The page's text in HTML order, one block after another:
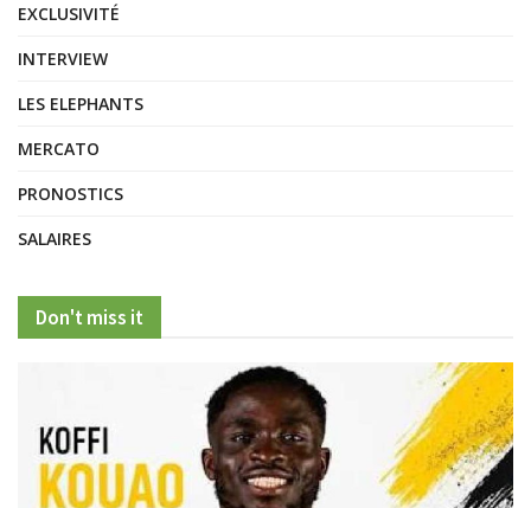
EXCLUSIVITÉ
INTERVIEW
LES ELEPHANTS
MERCATO
PRONOSTICS
SALAIRES
Don't miss it